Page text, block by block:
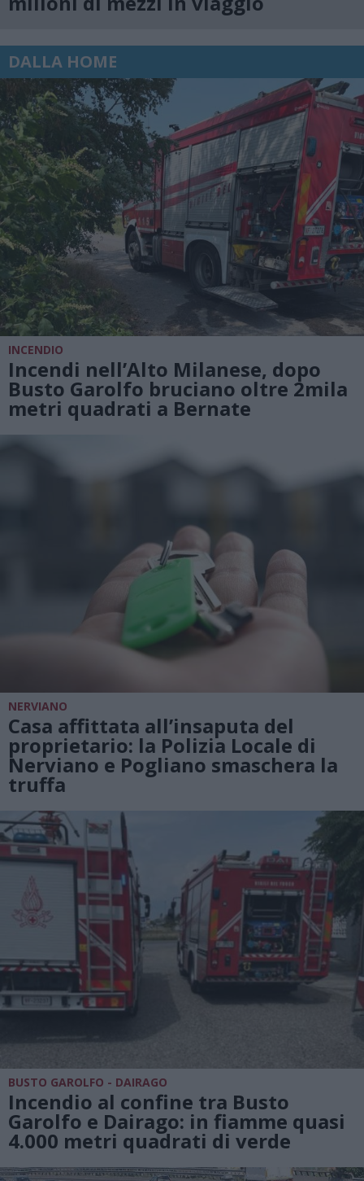
DALLA HOME
INCENDIO
Incendi nell’Alto Milanese, dopo
Busto Garolfo bruciano oltre 2mila
metri quadrati a Bernate
NERVIANO
Casa affittata all’insaputa del
proprietario: la Polizia Locale di
Nerviano e Pogliano smaschera la
truffa
BUSTO GAROLFO - DAIRAGO
Incendio al confine tra Busto
Garolfo e Dairago: in fiamme quasi
4.000 metri quadrati di verde